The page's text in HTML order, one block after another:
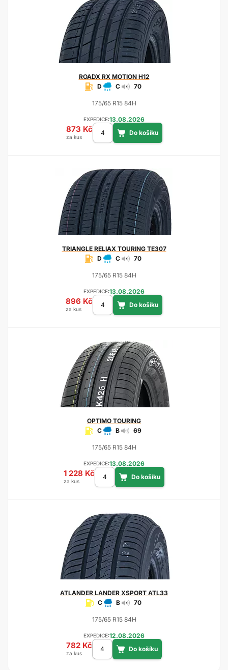
ROADX RX MOTION H12
D
C 70
175/65 R15 84H
EXPEDICE:13.08.2026
873 Kč
za kus
TRIANGLERELIAX TOURING TE307
D
C 70
175/65 R15 84H
EXPEDICE:13.08.2026
896 Kč
za kus
OPTIMO TOURING
C
B 69
175/65 R15 84H
EXPEDICE:13.08.2026
1 228 Kč
za kus
ATLANDER LANDER XSPORT ATL33
C
B 70
175/65 R15 84H
EXPEDICE:12.08.2026
782 Kč
za kus